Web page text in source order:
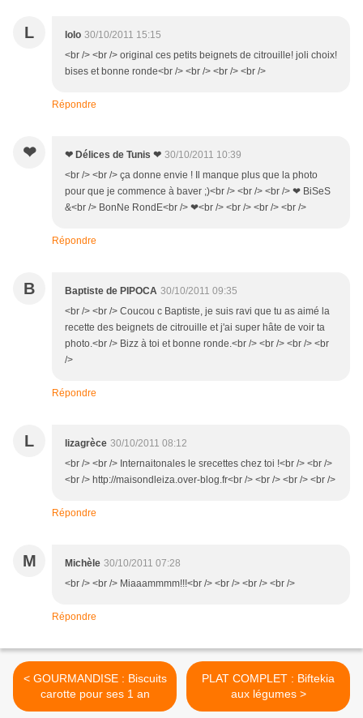
L lolo 30/10/2011 15:15
<br /> <br /> original ces petits beignets de citrouille! joli choix!
bises et bonne ronde<br /> <br /> <br /> <br />
Répondre
❤ ❤ Délices de Tunis ❤ 30/10/2011 10:39
<br /> <br /> ça donne envie ! Il manque plus que la photo
pour que je commence à baver ;)<br /> <br /> <br /> ❤ BiSeS
&<br /> BonNe RondE<br /> ❤<br /> <br /> <br /> <br />
Répondre
B Baptiste de PIPOCA 30/10/2011 09:35
<br /> <br /> Coucou c Baptiste, je suis ravi que tu as aimé la
recette des beignets de citrouille et j'ai super hâte de voir ta
photo.<br /> Bizz à toi et bonne ronde.<br /> <br /> <br /> <br
/>
Répondre
L lizagrèce 30/10/2011 08:12
<br /> <br /> Internaitonales le srecettes chez toi !<br /> <br />
<br /> http://maisondleiza.over-blog.fr<br /> <br /> <br /> <br />
Répondre
M Michèle 30/10/2011 07:28
<br /> <br /> Miaaammmm!!!<br /> <br /> <br /> <br />
Répondre
< GOURMANDISE : Biscuits
carotte pour ses 1 an
PLAT COMPLET : Biftekia
aux légumes >